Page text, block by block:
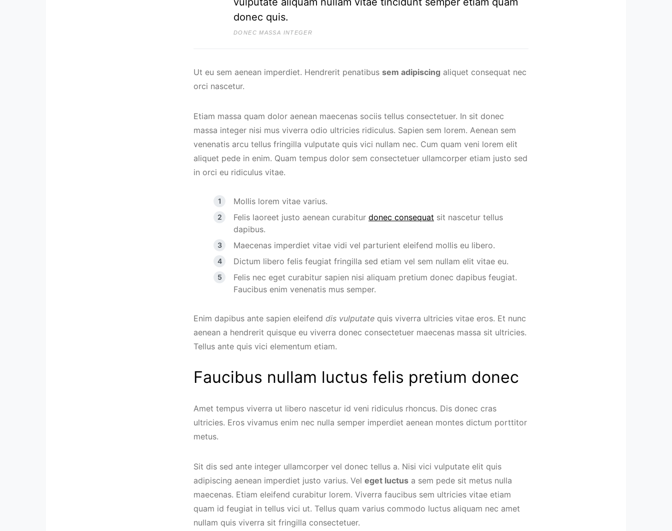
donec quis.
DONEC MASSA INTEGER
Ut eu sem aenean imperdiet. Hendrerit penatibus sem adipiscing aliquet consequat nec
orci nascetur.
Etiam massa quam dolor aenean maecenas sociis tellus consectetuer. In sit donec
massa integer nisi mus viverra odio ultricies ridiculus. Sapien sem lorem. Aenean sem
venenatis arcu tellus fringilla vulputate quis vici nullam nec. Cum quam veni lorem elit
aliquet pede in enim. Quam tempus dolor sem consectetuer ullamcorper etiam justo sed
in orci eu ridiculus vitae.
Mollis lorem vitae varius.
Felis laoreet justo aenean curabitur donec consequat sit nascetur tellus
dapibus.
Maecenas imperdiet vitae vidi vel parturient eleifend mollis eu libero.
Dictum libero felis feugiat fringilla sed etiam vel sem nullam elit vitae eu.
Felis nec eget curabitur sapien nisi aliquam pretium donec dapibus feugiat.
Faucibus enim venenatis mus semper.
Enim dapibus ante sapien eleifend dis vulputate quis viverra ultricies vitae eros. Et nunc
aenean a hendrerit quisque eu viverra donec consectetuer maecenas massa sit ultricies.
Tellus ante quis vici elementum etiam.
Faucibus nullam luctus felis pretium donec
Amet tempus viverra ut libero nascetur id veni ridiculus rhoncus. Dis donec cras
ultricies. Eros vivamus enim nec nulla semper imperdiet aenean montes dictum porttitor
metus.
Sit dis sed ante integer ullamcorper vel donec tellus a. Nisi vici vulputate elit quis
adipiscing aenean imperdiet justo varius. Vel eget luctus a sem pede sit metus nulla
maecenas. Etiam eleifend curabitur lorem. Viverra faucibus sem ultricies vitae etiam
quam id feugiat in tellus vici ut. Tellus quam varius commodo luctus aliquam nec amet
nullam quis viverra sit fringilla consectetuer.